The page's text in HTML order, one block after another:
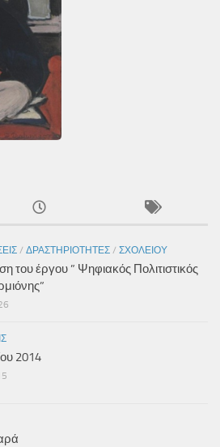
/ ΔΡΑΣΤΗΡΙΌΤΗΤΕΣ / ΣΧΟΛΕΊΟΥ
του έργου ” Ψηφιακός Πολιτιστικός
2014